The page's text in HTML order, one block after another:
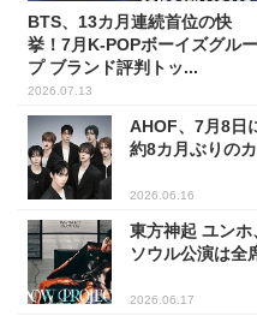
BTS、13カ月連続首位の快
挙！7月K-POPボーイズグルー
プ ブランド評判トッ...
2026.07.13
AHOF、7月8日
約8カ月ぶりの
2026.06.16
東方神起 ユンホ
ソウル公演は全
2026.06.17